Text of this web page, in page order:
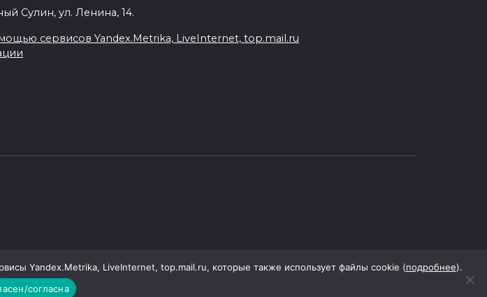
Сулин, ул. Ленина, 14.
сервисов Yandex.Metrika, LiveInternet, top.mail.ru
Yandex.Metrika, LiveInternet, top.mail.ru, которые также использует файлы cookie (подробнее).
согласна